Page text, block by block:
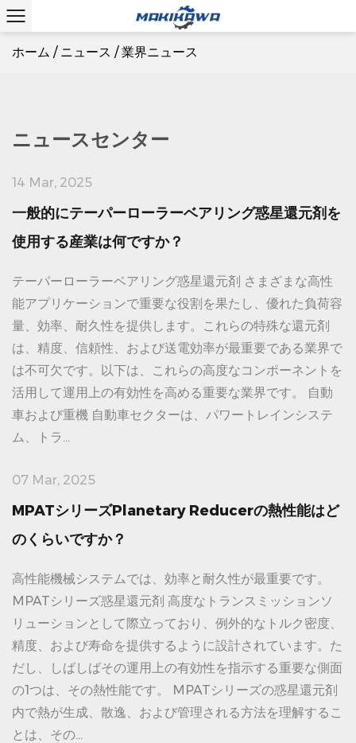
ホーム / ニュース /業界ニュース
ニュースセンター
14 Mar, 2025
一般的にテーパーローラーベアリング惑星還元剤を
使用する産業は何ですか？
テーパーローラーベアリング惑星還元剤 さまざまな高性
能アプリケーションで重要な役割を果たし、優れた負荷容
量、効率、耐久性を提供します。これらの特殊な還元剤
は、精度、信頼性、および送電効率が最重要である業界で
は不可欠です。以下は、これらの高度なコンポーネントを
活用して運用上の有効性を高める重要な業界です。 自動
車および重機 自動車セクターは、パワートレインシステ
ム、トラ...
07 Mar, 2025
MPATシリーズPlanetary Reducerの熱性能はど
のくらいですか？
高性能機械システムでは、効率と耐久性が最重要です。
MPATシリーズ惑星還元剤 高度なトランスミッションソ
リューションとして際立っており、例外的なトルク密度、
精度、および寿命を提供するように設計されています。た
だし、しばしばその運用上の有効性を指示する重要な側面
の1つは、その熱性能です。 MPATシリーズの惑星還元剤
内で熱が生成、散逸、および管理される方法を理解するこ
とは、その...